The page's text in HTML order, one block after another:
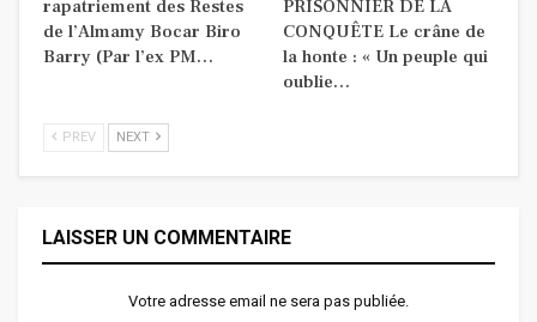
rapatriement des Restes
de l’Almamy Bocar Biro
Barry (Par l’ex PM…
PRISONNIER DE LA
CONQUÊTE Le crâne de
la honte : « Un peuple qui
oublie…
PREV NEXT
LAISSER UN COMMENTAIRE
Votre adresse email ne sera pas publiée.